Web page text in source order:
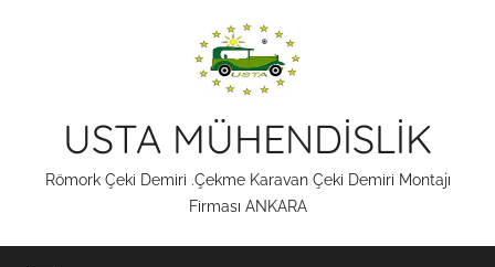
USTA MÜHENDİSLİK
Römork Çeki Demiri .Çekme Karavan Çeki Demiri Montajı
Firması ANKARA